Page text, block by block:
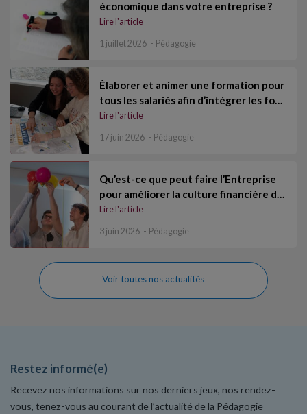
économique dans votre entreprise ?
Lire l'article
1 juillet 2026 Pédagogie
Élaborer et animer une formation pour
tous les salariés afin d’intégrer les fo…
Lire l'article
17 juin 2026 Pédagogie
Qu’est-ce que peut faire l’Entreprise
pour améliorer la culture financière d…
Lire l'article
3 juin 2026 Pédagogie
Voir toutes nos actualités
Restez informé(e)
Recevez nos informations sur nos derniers jeux, nos rendez-
vous, tenez-vous au courant de l’actualité de la Pédagogie